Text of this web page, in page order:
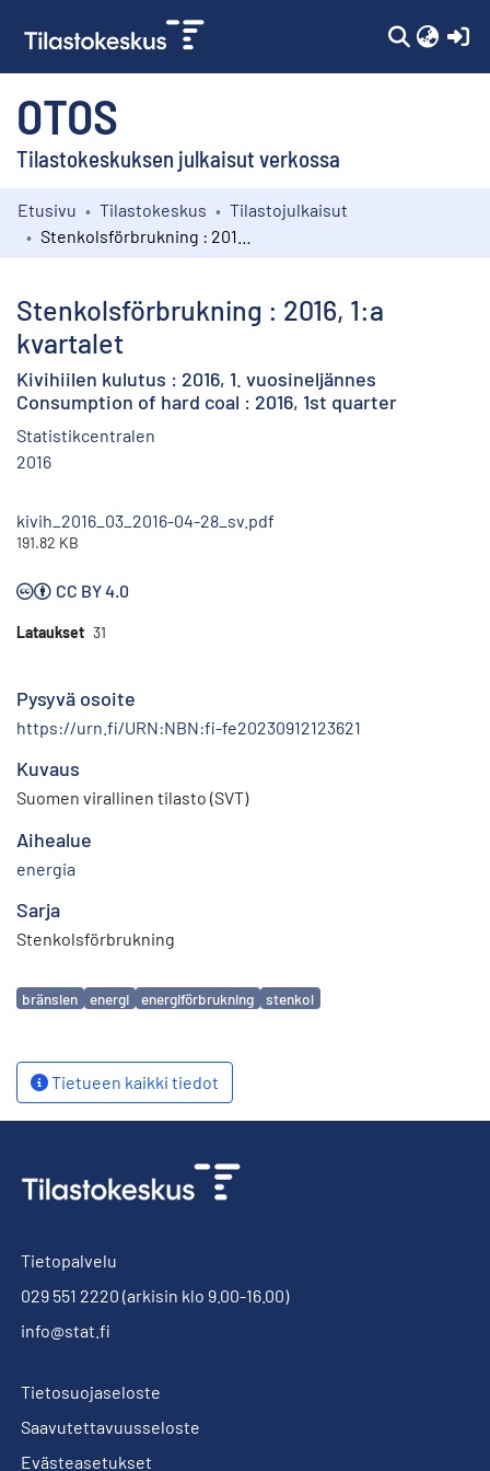
OTOS
Tilastokeskuksen julkaisut verkossa
Kokoelmat
Etusivu Tilastokeskus
Tilastojulkaisut
Stenkolsförbrukning : 2016, 1:a
kvartalet
Kivihiilen kulutus : 2016, 1. vuosineljännes
Consumption of hard coal : 2016, 1st quarter
Statistikcentralen
2016
kivih_2016_03_2016-04-28_sv.pdf
191.82 KB
CC BY 4.0
Lataukset 31
Pysyvä osoite
https://urn.fi/URN:NBN:fi-fe20230912123621
Kuvaus
Suomen virallinen tilasto (SVT)
Aihealue
energia
Sarja
Stenkolsförbrukning
Avainsanat
bränslen energi energiförbrukning stenkol
Tietueen kaikki tiedot
Tietopalvelu
029 551 2220 (arkisin klo 9.00-16.00)
info@stat.fi
Tietosuojaseloste
Saavutettavuusseloste
Evästeasetukset